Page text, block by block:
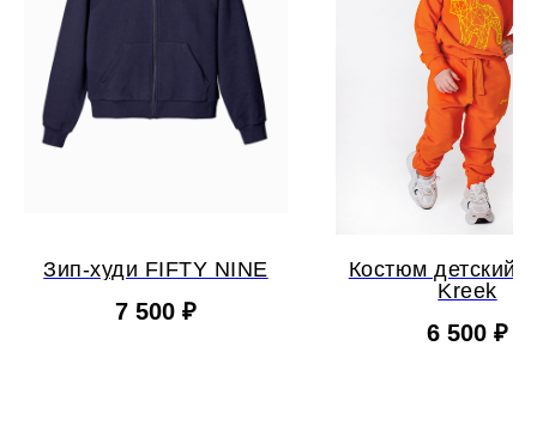
Зип-худи FIFTY NINE
7 500 ₽
Костюм детский
Kreek
6 500 ₽